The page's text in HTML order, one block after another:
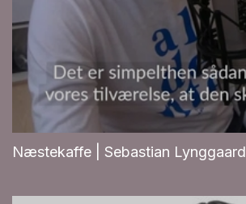
Næstekaffe | Sebastian Lynggaard